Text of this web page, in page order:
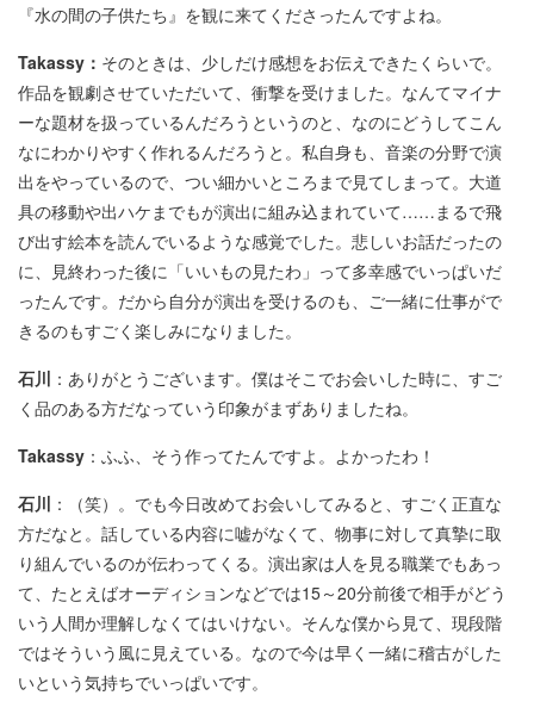
『水の間の子供たち』を観に来てくださったんですよね。
Takassy： そのときは、少しだけ感想をお伝えできたくらいで。
作品を観劇させていただいて、衝撃を受けました。なんてマイナ
ーな題材を扱っているんだろうというのと、なのにどうしてこん
なにわかりやすく作れるんだろうと。私自身も、音楽の分野で演
出をやっているので、つい細かいところまで見てしまって。大道
具の移動や出ハケまでもが演出に組み込まれていて……まるで飛
び出す絵本を読んでいるような感覚でした。悲しいお話だったの
に、見終わった後に「いいもの見たわ」って多幸感でいっぱいだ
ったんです。だから自分が演出を受けるのも、ご一緒に仕事がで
きるのもすごく楽しみになりました。
石川 ：ありがとうございます。僕はそこでお会いした時に、すご
く品のある方だなっていう印象がまずありましたね。
Takassy ：ふふ、そう作ってたんですよ。よかったわ！
石川 ：（笑）。でも今日改めてお会いしてみると、すごく正直な
方だなと。話している内容に嘘がなくて、物事に対して真摯に取
り組んでいるのが伝わってくる。演出家は人を見る職業でもあっ
て、たとえばオーディションなどでは15～20分前後で相手がどう
いう人間か理解しなくてはいけない。そんな僕から見て、現段階
ではそういう風に見えている。なので今は早く一緒に稽古がした
いという気持ちでいっぱいです。